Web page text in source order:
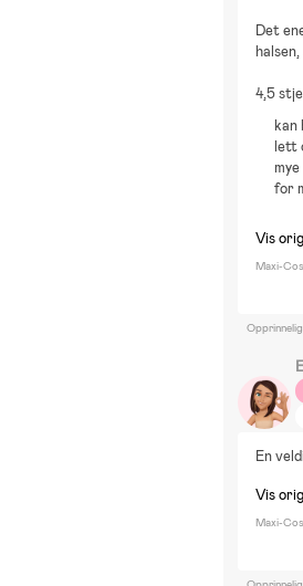
Det
4,5
kan
lett
for
Vis
Maxi-
En
Vis
Maxi-